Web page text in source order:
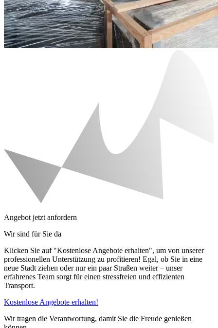
Angebot jetzt anfordern
Wir sind für Sie da
Klicken Sie auf "Kostenlose Angebote erhalten", um von unserer
professionellen Unterstützung zu profitieren! Egal, ob Sie in eine
neue Stadt ziehen oder nur ein paar Straßen weiter – unser
erfahrenes Team sorgt für einen stressfreien und effizienten
Transport.
Kostenlose Angebote erhalten!
Wir tragen die Verantwortung, damit Sie die Freude genießen